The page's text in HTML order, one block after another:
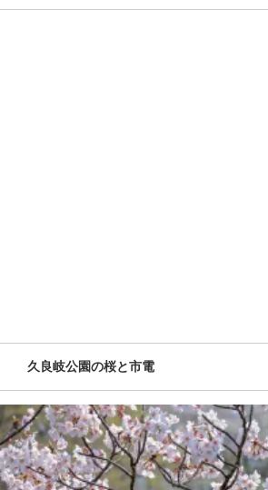
久良岐公園の桜と市電